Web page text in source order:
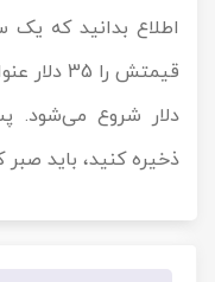
اطلاع بدانید که یک
دلار شروع می‌شود.
ذخیره کنید، باید